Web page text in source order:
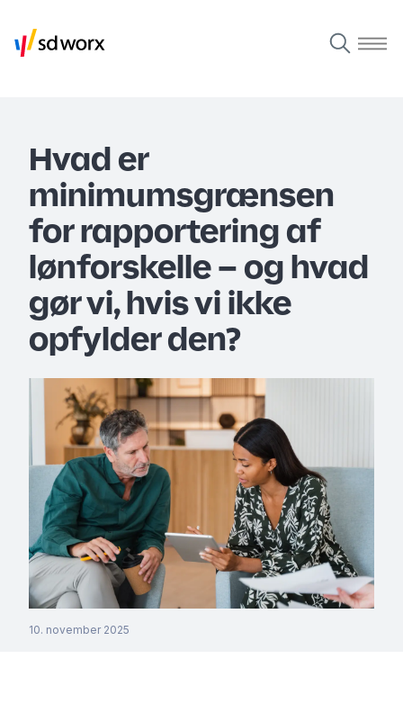
Hvad er
minimumsgrænsen
for rapportering af
lønforskelle – og hvad
gør vi, hvis vi ikke
opfylder den?
10. november 2025